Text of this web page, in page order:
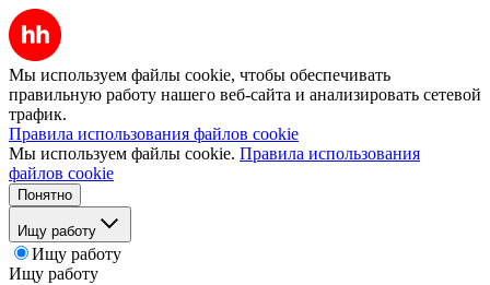
Мы используем файлы cookie, чтобы обеспечивать
правильную работу нашего веб-сайта и анализировать сетевой
трафик.
Правила использования файлов cookie
Мы используем файлы cookie. Правила использования
файлов cookie
Понятно
Ищу работу
Ищу работу
Ищу работу